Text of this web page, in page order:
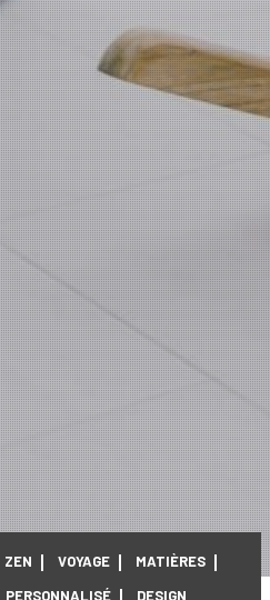
ZEN VOYAGE
MATIÈRES
PERSONNALISÉ DESIGN